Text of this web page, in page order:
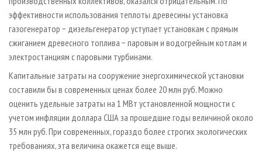
эффективности использования теплоты древесины установка
газогенератор − дизельгенератор уступает установкам с прямым
сжиганием древесного топлива − паровым и водогрейным котлам и
электростанциям с паровыми турбинами.
Капитальные затраты на сооружение энергохимической установки
составили бы в современных ценах более 20 млн руб. Можно
оценить удельные затраты на 1 МВт установленной мощности с
учетом инфляции доллара США за прошедшие годы величиной около
35 млн руб. При современных, гораздо более строгих экологических
требованиях, эта величина окажется еще выше.